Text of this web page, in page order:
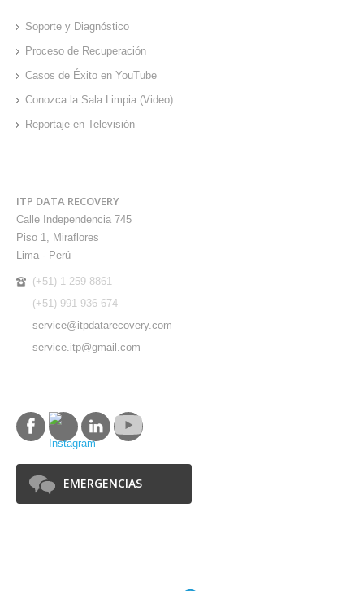
Soporte y Diagnóstico
Proceso de Recuperación
Casos de Éxito en YouTube
Conozca la Sala Limpia (Video)
Reportaje en Televisión
ITP DATA RECOVERY
Calle Independencia 745
Piso 1, Miraflores
Lima - Perú
(+51) 1 259 8861
(+51) 991 936 674
service@itpdatarecovery.com
service.itp@gmail.com
EMERGENCIAS